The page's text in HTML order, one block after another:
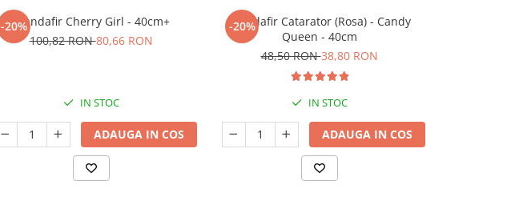
-20%Trandafir Cherry Girl - 40cm+
100,82 RON80,66 RON
IN STOC
ADAUGA IN COS
-20%
Trandafir Catarator (Rosa) - Candy
Queen - 40cm
48,50 RON38,80 RON
IN STOC
ADAUGA IN COS